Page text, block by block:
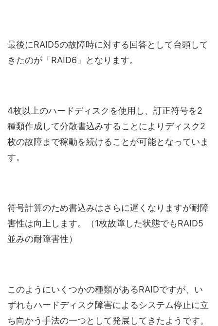
最後にRAID5の故障時に対する回答として台頭して
きたのが「RAID6」となります。
4枚以上のハードディスクを使用し、訂正符号を2
種類作成して分散書込みすることによりディスク2
枚の故障まで稼動を続けることが可能となっていま
す。
符号計算のため書込みはさらに遅くなりますが耐障
害性は向上します。（1枚故障した状態でもRAID5
並みの耐障害性）
このようにいくつかの種類があるRAIDですが、い
ずれもハードディスク障害によるシステム停止に立
ち向かう手法の一つとして発展してきたようです。